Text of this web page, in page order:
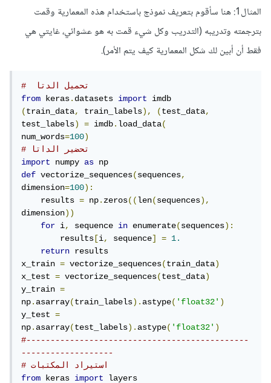
المثال1: هنا سأقوم بتعريف نموذج باستخدام هذه المعمارية وقمت
بترجمته وتدريبه (التدريب وكل شيء قمت به هو عشوائي، غايتي هي
فقط أن أبين لك شكل المعمارية كيف يتم الأمر).
#  تحميل الدتا
from keras.datasets import
(train_data, train_labels), (test_data,
test_labels) = imdb.load_data(
num_words=100)
# تحضير الداتا
import
numpy as
def vectorize_sequences(sequences,
dimension=100):
    results
= np.zeros((len(sequences),
dimension))
for i, sequence in enumerate(sequences):
        results
[i, sequence] =
1.
return results
x_train = vectorize_sequences(train_data)
x_test = vectorize_sequences(test_data)
y_train =
np.asarray(train_labels).astype('float32')
y_test =
np.asarray(test_labels).astype('float32')
#----------------------------------------------
-------------------
# استيراد المكتبات
from keras import